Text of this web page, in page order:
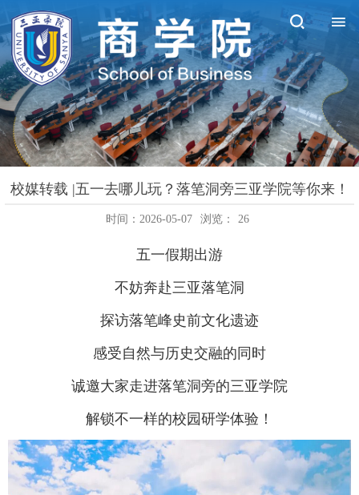
校媒转载 |五一去哪儿玩？落笔洞旁三亚学院等你来！
时间：2026-05-07 浏览： 26
五一假期出游
不妨奔赴三亚落笔洞
探访落笔峰史前文化遗迹
感受自然与历史交融的同时
诚邀大家走进落笔洞旁的三亚学院
解锁不一样的校园研学体验！